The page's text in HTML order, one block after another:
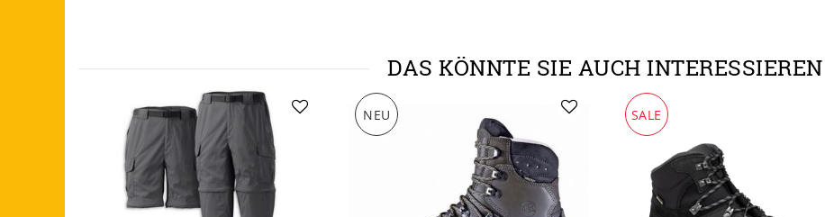
DAS KÖNNTE SIE AUCH INTERESSIEREN
NEU SALE